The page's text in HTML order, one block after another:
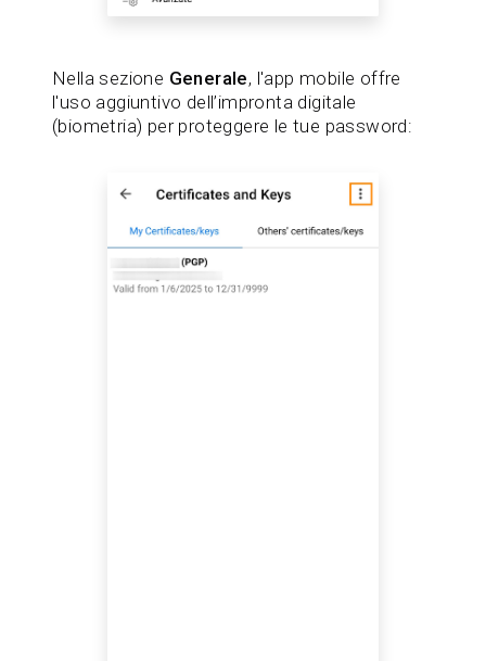
Nella sezione Generale, l'app mobile offre
l'uso aggiuntivo dell’impronta digitale
(biometria) per proteggere le tue password: